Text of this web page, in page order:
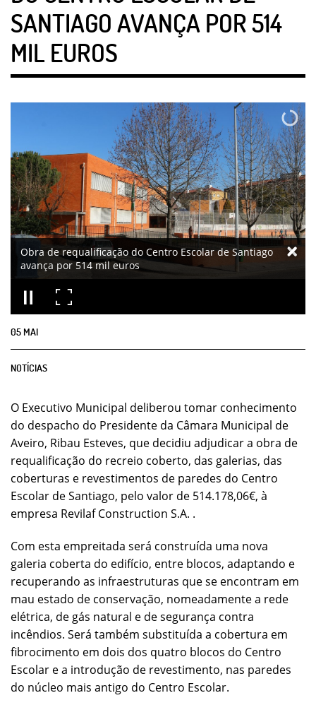
SANTIAGO AVANÇA POR 514
MIL EUROS
Obra de requalificação do Centro Escolar de Santiago
avança por 514 mil euros
05 MAI
NOTÍCIAS
O Executivo Municipal deliberou tomar conhecimento
do despacho do Presidente da Câmara Municipal de
Aveiro, Ribau Esteves, que decidiu adjudicar a obra de
requalificação do recreio coberto, das galerias, das
coberturas e revestimentos de paredes do Centro
Escolar de Santiago, pelo valor de 514.178,06€, à
empresa Revilaf Construction S.A. .
Com esta empreitada será construída uma nova
galeria coberta do edifício, entre blocos, adaptando e
recuperando as infraestruturas que se encontram em
mau estado de conservação, nomeadamente a rede
elétrica, de gás natural e de segurança contra
incêndios. Será também substituída a cobertura em
fibrocimento em dois dos quatro blocos do Centro
Escolar e a introdução de revestimento, nas paredes
do núcleo mais antigo do Centro Escolar.